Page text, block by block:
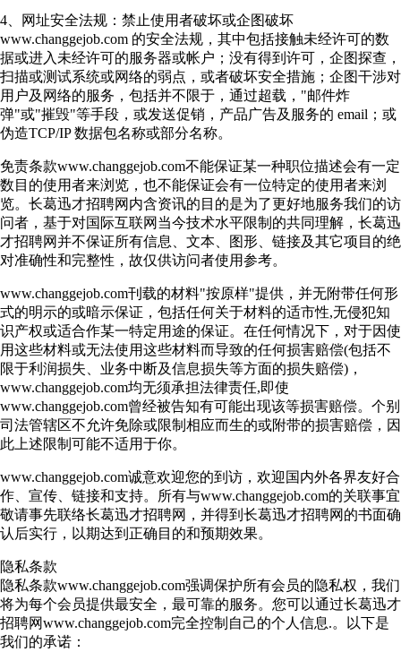
4、网址安全法规：禁止使用者破坏或企图破坏
www.changgejob.com 的安全法规，其中包括接触未经许可的数
据或进入未经许可的服务器或帐户；没有得到许可，企图探查，
扫描或测试系统或网络的弱点，或者破坏安全措施；企图干涉对
用户及网络的服务，包括并不限于，通过超载，"邮件炸
弹"或"摧毁"等手段，或发送促销，产品广告及服务的 email；或
伪造TCP/IP 数据包名称或部分名称。
免责条款www.changgejob.com不能保证某一种职位描述会有一定
数目的使用者来浏览，也不能保证会有一位特定的使用者来浏
览。长葛迅才招聘网内含资讯的目的是为了更好地服务我们的访
问者，基于对国际互联网当今技术水平限制的共同理解，长葛迅
才招聘网并不保证所有信息、文本、图形、链接及其它项目的绝
对准确性和完整性，故仅供访问者使用参考。
www.changgejob.com刊载的材料"按原样"提供，并无附带任何形
式的明示的或暗示保证，包括任何关于材料的适市性,无侵犯知
识产权或适合作某一特定用途的保证。在任何情况下，对于因使
用这些材料或无法使用这些材料而导致的任何损害赔偿(包括不
限于利润损失、业务中断及信息损失等方面的损失赔偿)，
www.changgejob.com均无须承担法律责任,即使
www.changgejob.com曾经被告知有可能出现该等损害赔偿。个别
司法管辖区不允许免除或限制相应而生的或附带的损害赔偿，因
此上述限制可能不适用于你。
www.changgejob.com诚意欢迎您的到访，欢迎国内外各界友好合
作、宣传、链接和支持。所有与www.changgejob.com的关联事宜
敬请事先联络长葛迅才招聘网，并得到长葛迅才招聘网的书面确
认后实行，以期达到正确目的和预期效果。
隐私条款
隐私条款www.changgejob.com强调保护所有会员的隐私权，我们
将为每个会员提供最安全，最可靠的服务。您可以通过长葛迅才
招聘网www.changgejob.com完全控制自己的个人信息.。以下是
我们的承诺：